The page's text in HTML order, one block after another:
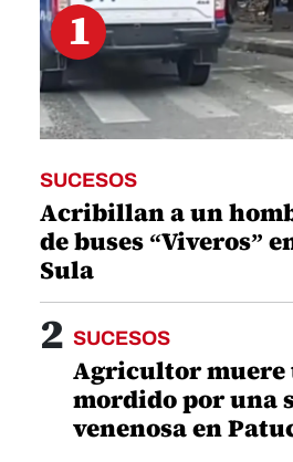
1
SUCESOS
Acribillan a un
de buses “Viveros”
Sula
2 SUCESOS
Agricultor muere
mordido por una
venenosa en